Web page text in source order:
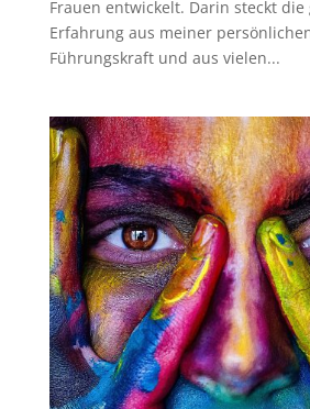
Frauen entwickelt. Darin steckt die
Erfahrung aus meiner
Führungskraft und aus vielen...